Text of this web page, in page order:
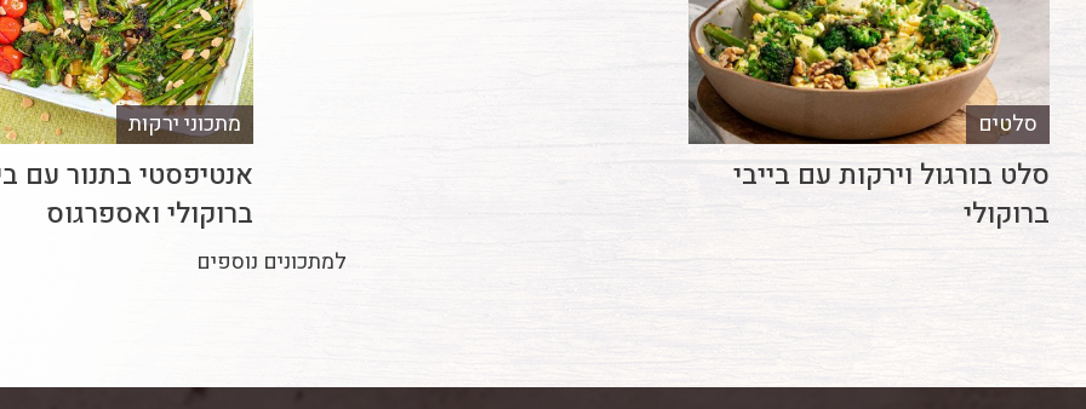
סלטים
סלט בורגול וירקות עם בייבי
ברוקולי
מתכוני ירקות
אנטיפסטי בתנור עם
ברוקולי ואספרגוס
למתכונים נוספים